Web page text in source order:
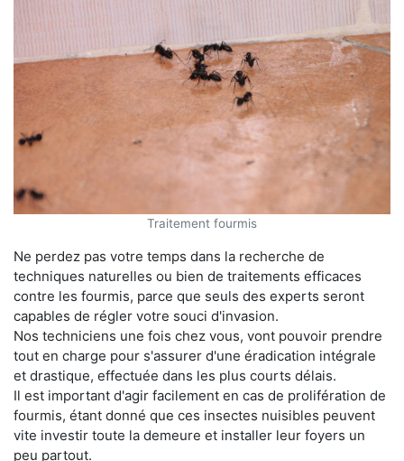
Traitement fourmis
Ne perdez pas votre temps dans la recherche de
techniques naturelles ou bien de traitements efficaces
contre les fourmis, parce que seuls des experts seront
capables de régler votre souci d'invasion.
Nos techniciens une fois chez vous, vont pouvoir prendre
tout en charge pour s'assurer d'une éradication intégrale
et drastique, effectuée dans les plus courts délais.
Il est important d'agir facilement en cas de prolifération de
fourmis, étant donné que ces insectes nuisibles peuvent
vite investir toute la demeure et installer leur foyers un
peu partout.